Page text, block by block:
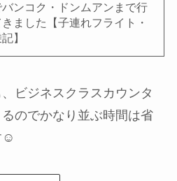
バンコク・ドンムアンまで行
きました【子連れフライト・
】
ビジネスクラスカウンタ
のでかなり並ぶ時間は省
☺️